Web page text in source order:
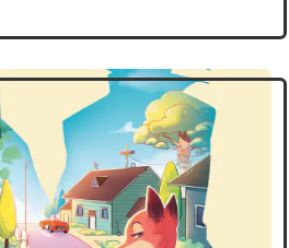
de 10 ans après sa sortie et